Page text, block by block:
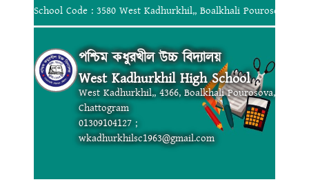
School Code : 3580 West Kadhurkhil,, Boalkhali Pourosova,
পশ্চিম কধুরখীল উচ্চ বিদ্যালয়
West Kadhurkhil High School
West Kadhurkhil,, 4366, Boalkhali Pourosova,
Chattogram
01309104127 ;
wkadhurkhilsc1963@gmail.com